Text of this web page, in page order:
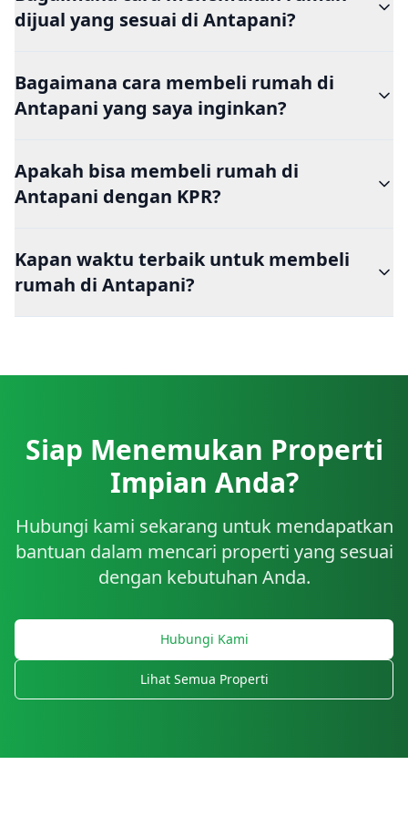
dijual yang sesuai di Antapani?
Bagaimana cara membeli rumah di
Antapani yang saya inginkan?
Apakah bisa membeli rumah di
Antapani dengan KPR?
Kapan waktu terbaik untuk membeli
rumah di Antapani?
Siap Menemukan Properti
Impian Anda?
Hubungi kami sekarang untuk mendapatkan
bantuan dalam mencari properti yang sesuai
dengan kebutuhan Anda.
Hubungi Kami
Lihat Semua Properti